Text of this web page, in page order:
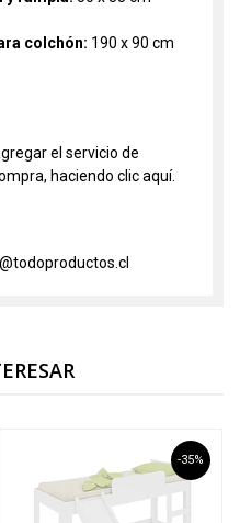
colchón: 190 x 90 cm
el servicio de
haciendo clicaquí.
-35%